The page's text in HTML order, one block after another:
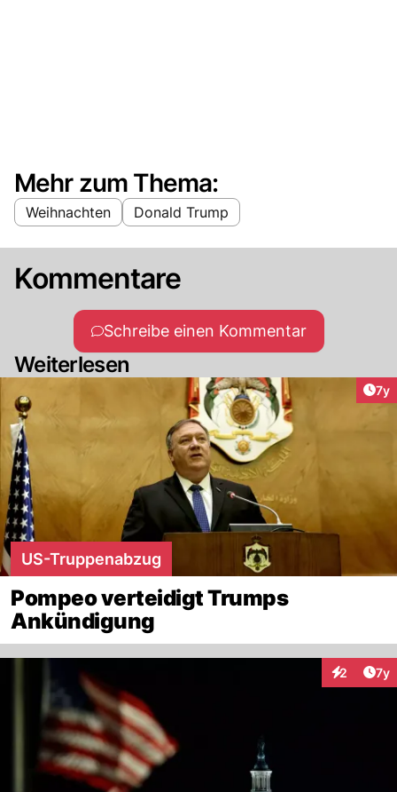
Mehr zum Thema:
Weihnachten Donald Trump
Kommentare
Schreibe einen Kommentar
Weiterlesen
7y
US-Truppenabzug
Pompeo verteidigt Trumps
Ankündigung
2 7y